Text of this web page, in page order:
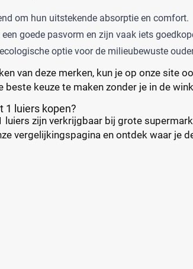
om hun uitstekende absorptie en comfort.
goede pasvorm en zijn vaak iets
optie voor de milieubewuste
van deze merken, kun je op onze site
beste keuze te maken zonder je in de
1 luiers kopen?
luiers zijn verkrijgbaar bij grote
vergelijkingspagina en ontdek waar je